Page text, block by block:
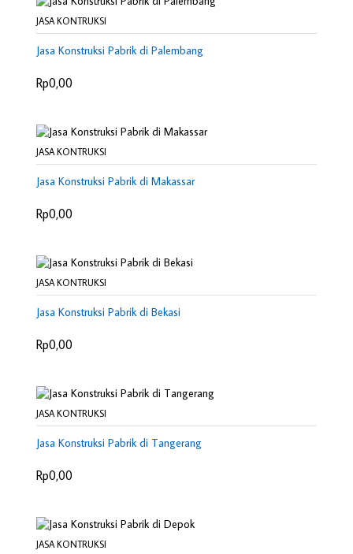
JASA KONTRUKSI
Jasa Konstruksi Pabrik di Palembang
Rp0,00
JASA KONTRUKSI
Jasa Konstruksi Pabrik di Makassar
Rp0,00
JASA KONTRUKSI
Jasa Konstruksi Pabrik di Bekasi
Rp0,00
JASA KONTRUKSI
Jasa Konstruksi Pabrik di Tangerang
Rp0,00
JASA KONTRUKSI